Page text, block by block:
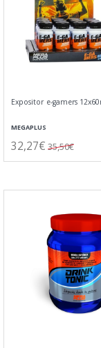
Expositor e-gamers
MEGAPLUS
32,27€ 35,50€